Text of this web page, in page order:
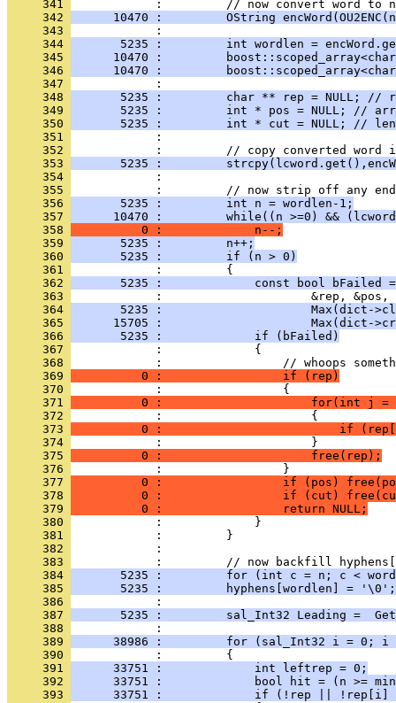
     341
     342
10470 :         OString
     343
     344
5235 :         int wordlen =
     345
10470 :
     346
10470 :
     347
     348
5235 :         char ** rep = NULL; //
     349
5235 :         int * pos = NULL; //
     350
5235 :         int * cut = NULL; //
     351
     352
     353
5235 :
     354
     355
     356
       5235 :         int n = wordlen-1;
     357
10470 :         while((n >=0) &&
     358
          0 :             n--;
     359
       5235 :         n++;
     360
       5235 :         if (n > 0)
     361
     362
5235 :             const bool bFailed
     363
     364
5235 :                     Max(dict-
     365
15705 :                     Max(dict-
     366
       5235 :             if (bFailed)
     367
     368
     369
          0 :                 if (rep)
     370
     371
0 :                     for(int j =
     372
     373
0 :                         if
     374
     375
          0 :                     free(rep);
     376
     377
0 :                 if (pos)
     378
0 :                 if (cut)
     379
          0 :                 return NULL;
     380
     381
     382
     383
     384
5235 :         for (int c = n; c <
     385
       5235 :         hyphens[wordlen] = '\0';
     386
     387
5235 :         sal_Int32 Leading =
     388
     389
38986 :         for (sal_Int32 i = 0; i
     390
     391
      33751 :             int leftrep = 0;
     392
33751 :             bool hit = (n >=
     393
33751 :             if (!rep || !rep[i]